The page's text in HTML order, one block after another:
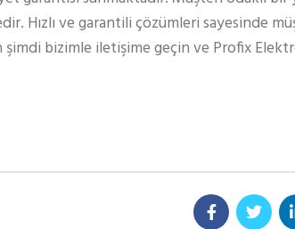
Hızlı ve garantili çözümleri sayesinde
şimdi bizimle iletişime geçin ve Profix